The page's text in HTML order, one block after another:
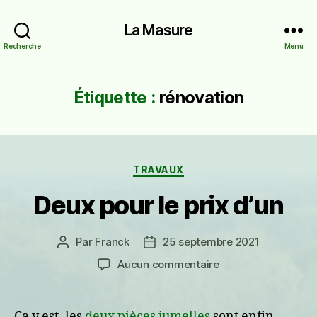
Recherche
La Masure
Menu
Étiquette : rénovation
Catégories
TRAVAUX
Deux pour le prix d’un
Auteur
Par Franck
Date25 septembre 2021
Aucun commentairesur